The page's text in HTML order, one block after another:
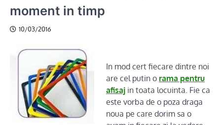
moment in timp
10/03/2016
In mod cert fiecare dintre noi
are cel putin o rama pentru
afisaj in toata locuinta. Fie ca
este vorba de o poza draga
noua pe care dorim sa o